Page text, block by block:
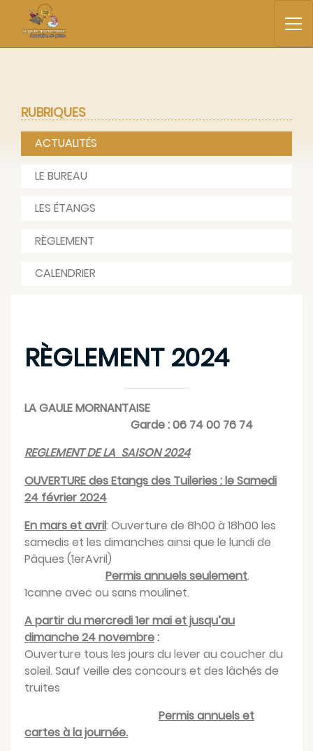
RÈGLEMENT 2024
LA GAULE MORNANTAISE
Garde : 06 74 00 76 74
REGLEMENT DE LA SAISON 2024
OUVERTURE des Etangs des Tuileries : le Samedi
24 février 2024
En mars et avril: Ouverture de 8h00 à 18h00 les
samedis et les dimanches ainsi que le lundi de
Pâques (1erAvril)
Permis annuels seulement.
1canne avec ou sans moulinet.
A partir du mercredi 1er mai et jusqu’au
dimanche 24 novembre:
Ouverture tous les jours du lever au coucher du
soleil. Sauf veille des concours et des lâchés de
truites
Permis annuels et
cartes à la journée.
RUBRIQUES
ACTUALITÉS
LE BUREAU
LES ÉTANGS
RÈGLEMENT
CALENDRIER